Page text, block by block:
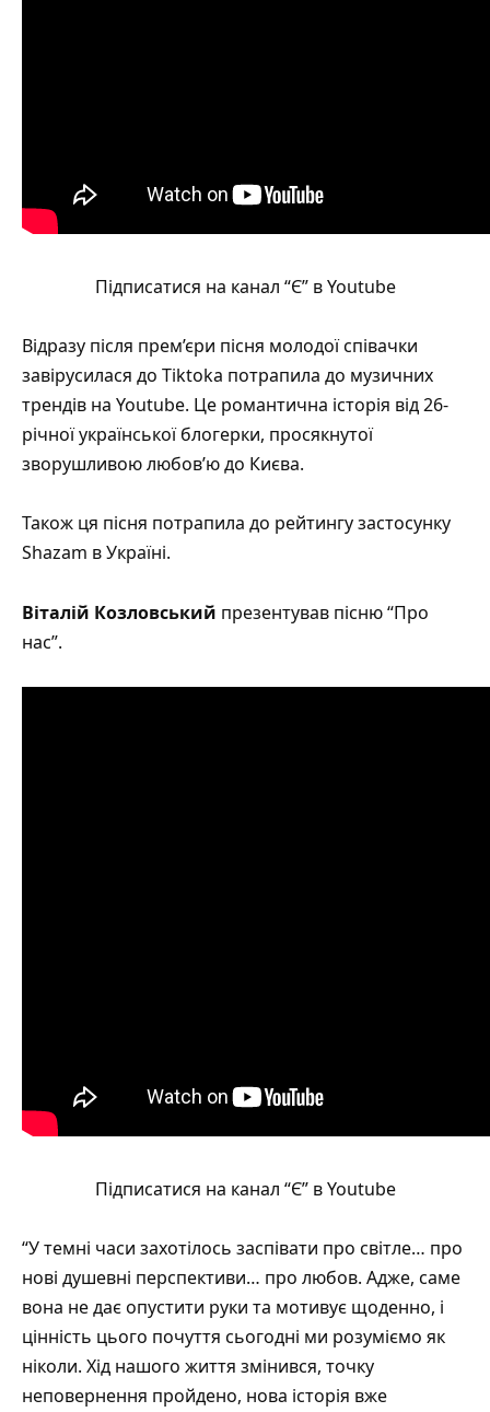
Підписатися на канал “Є” в Youtube
Відразу після прем’єри пісня молодої співачки
завірусилася до Tiktokа потрапила до музичних
трендів на Youtube. Це романтична історія від 26-
річної української блогерки, просякнутої
зворушливою любов’ю до Києва.
Також ця пісня потрапила до рейтингу застосунку
Shazam в Україні.
Віталій Козловський презентував пісню“Про
нас”.
Підписатися на канал “Є” в Youtube
“У темні часи захотілось заспівати про світле… про
нові душевні перспективи… про любов. Адже, саме
вона не дає опустити руки та мотивує щоденно, і
цінність цього почуття сьогодні ми розуміємо як
ніколи. Хід нашого життя змінився, точку
неповернення пройдено, нова історія вже